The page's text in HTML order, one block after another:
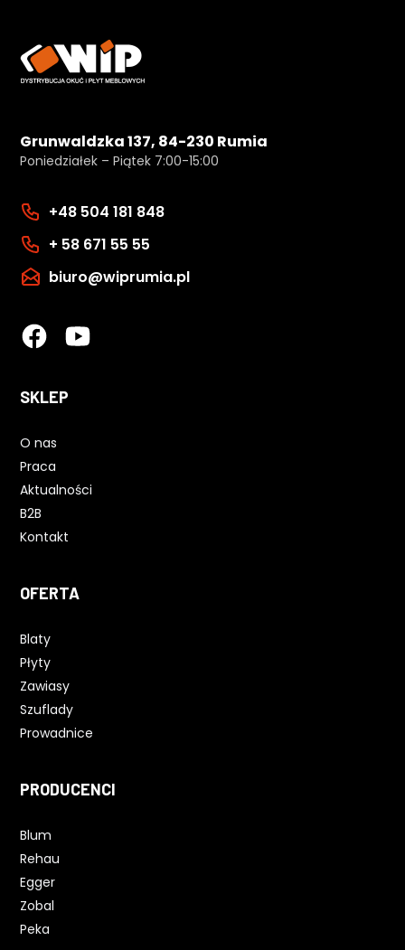
Grunwaldzka 137, 84-230 Rumia
Poniedziałek – Piątek 7:00-15:00
+48 504 181 848
+ 58 671 55 55
biuro@wiprumia.pl
SKLEP
O nas
Praca
Aktualności
B2B
Kontakt
OFERTA
Blaty
Płyty
Zawiasy
Szuflady
Prowadnice
PRODUCENCI
Blum
Rehau
Egger
Zobal
Peka